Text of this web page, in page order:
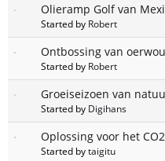
Olieramp Golf van
Started by Robert
Ontbossing van
Started by Robert
Groeiseizoen van
Started by Digihans
Oplossing voor het
Started bytaigitu